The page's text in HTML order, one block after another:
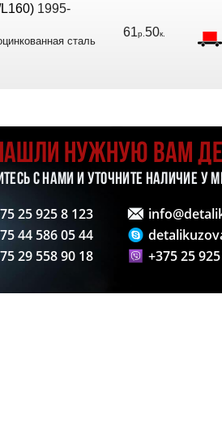
1995-
сталь
61р. 50к.
НУЖНУЮ ВАМ
С НАМИ И УТОЧНИТЕ НАЛИЧИЕ У
25 925 8 123
44 586 05 44
29 558 90 18
+375 25